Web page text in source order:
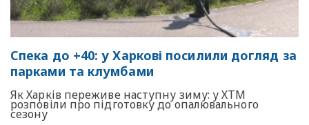
Спека до +40: у Харкові посилили догляд за
парками та клумбами
Як Харків переживе наступну зиму: у ХТМ
розповіли про підготовку до опалювального
сезону